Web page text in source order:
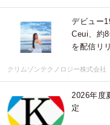
デビュー
Ceui、約
を配信リ
クリムゾンテクノロジー株式会社
2026年度
定